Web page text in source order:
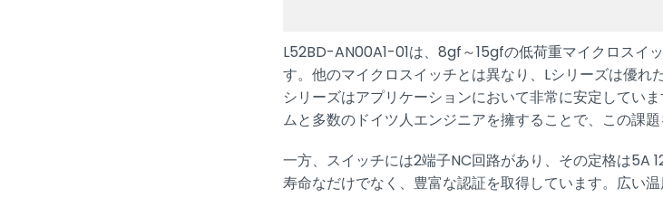
L52BD-AN00A1-01は、8gf～15gfの低荷重マイクロスイ
す。他のマイクロスイッチとは異なり、Lシリーズは優
シリーズはアプリケーションにおいて非常に安定してい
ムと多数のドイツ人エンジニアを擁することで、この課
一方、スイッチには2端子NC回路があり、その定格は5A
寿命なだけでなく、豊富な認証を取得しています。広い